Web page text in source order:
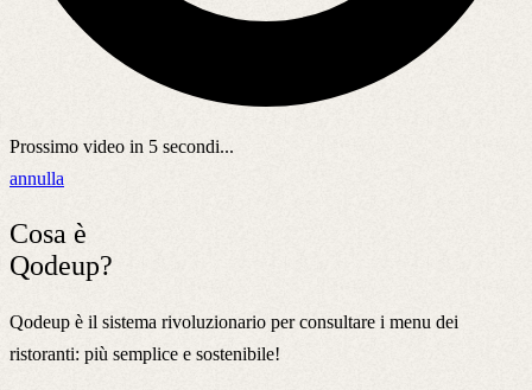
Prossimo video in 5 secondi...
annulla
Cosa è
Qodeup?
Qodeup è il sistema rivoluzionario per consultare i menu dei
ristoranti: più semplice e sostenibile!